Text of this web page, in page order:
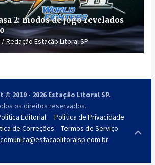
2: modos de jogo revelados
Redação Estação Litoral SP
© 2019 - 2026 Estação Litoral SP.
os direitos reservados.
Editorial
de Correções
Política de Privacidade
Termos de Serviço
comunica@estacaolitoralsp.com.br